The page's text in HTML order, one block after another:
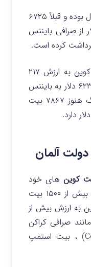
این نهنگ به طور قابل توجهی فعال بوده و قبلاً ۶۷۲۵
میلیون دلار از صرافی بایننس
طی پنج روز گذشته، ۳۴۸۱ بیت کوین به ارزش ۲۱۷
میلیون دلار را با قیمت متوسط ​​۶۲۳۰۰ دلار به بایننس
بازگرداند. در حال حاضر، این نهنگ هنوز ۷۸۶۷ بیت
آلمان
کوین های خود
است. در روز دوشنبه، اول جولای، بیش از ۱۵۰۰ بیت
و ۴۰۰ بیت کوین به ارزش بیش از
صرافی کراکن
(Kraken)، کوین بیس (Coinbase) ، بیت استمپ